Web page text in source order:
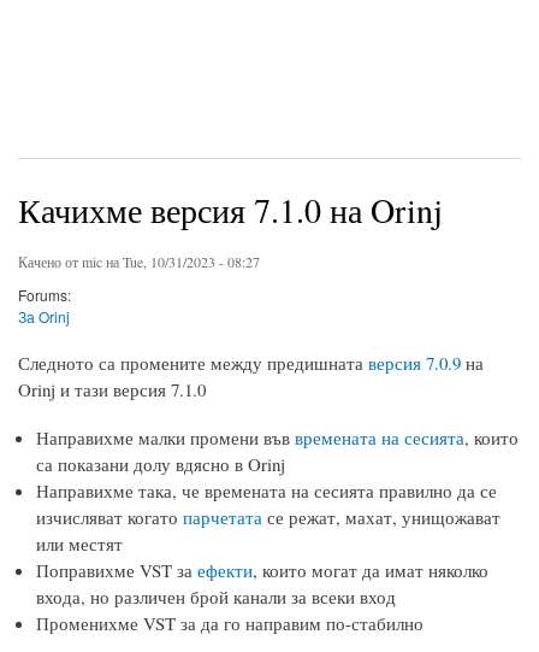
Качихме версия 7.1.0 на Orinj
Качено отmicна Tue, 10/31/2023 - 08:27
Forums:
За Orinj
Следното са промените между предишната версия 7.0.9 на
Orinj и тази версия 7.1.0
Направихме малки промени във времената на сесията, които
са показани долу вдясно в Orinj
Направихме така, че времената на сесията правилно да се
изчисляват когато парчетата се режат, махат, унищожават
или местят
Поправихме VST за ефекти, които могат да имат няколко
входа, но различен брой канали за всеки вход
Променихме VST за да го направим по-стабилно